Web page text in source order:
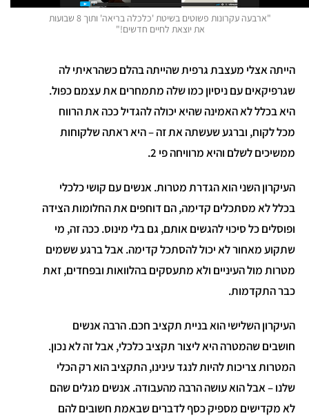
"ארבעה עקרונות פשוטים בשיטת 'כלכלה בריאה' ותוך 8 שבועות
את יוצאת לחיים חדשים!"
הייתה אצלי מעצבת גרפית שהייתה בהלם כשהראיתי לה
שגרפיקאים עם ניסיון כמו שלה מתמחרים את עצמם כפול.
היא בכלל לא האמינה שהיא יכולה להגדיל ככה את הרווח
מכל לקוח, וברגע שעשתה את זה – היא ראתה שלקוחות
ממשיכים לשלם והיא מרוויחה פי 2.
העיקרון השני הוא הגדרת מטרות. אנשים עם קושי כלכלי
בכלל לא מסתכלים קדימה, הם דוחפים את החלומות הצידה
ופוסלים כל סיכוי להגשים אותם, גם בלי מינוס. ככה זה, מי
שתקוע מאחור לא יכול להסתכל קדימה. אבל ברגע ששמים
מטרות מול העיניים ולא מתעסקים בהלוואות ובפחדים, זאת
כבר התקדמות.
העיקרון השלישי הוא בניית תקציב חכם. הרבה אנשים
חושבים שהמטרה היא ליצור תקציב כלכלי, אבל זה לא נכון.
המטרות צריכות להיות לנגד עינינו, התקציב הוא רק הכלי
שלנו – אבל הוא עושה הרבה מהעבודה. אנשים מגלים שהם
לא מקדישים מספיק כסף לדברים שבאמת חשובים להם